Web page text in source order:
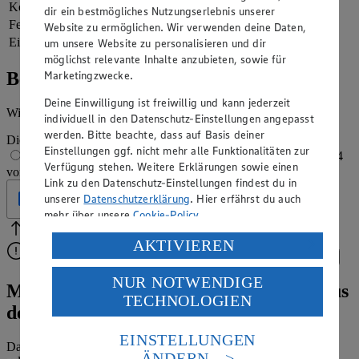
Kohlenhydrate 46 g
Fett
1 g
Eiweiß
3 g
Bewertung
Wie hat es dir geschmeckt?
Die Bewertung wird automatisch gespeichert
1 von 5 Sternen
2 von 5 Sternen 3 von 5 Sternen
4
von 5 Sternen
5 von 5 Sternen
Geprüft
Bitte Pfeile benutzen
Vielen Dank für deine Bewertung.
Bitte wähle eine Bewertung aus, um fortzufahren. Bewerten
Mangold-Smoothie-Rezept: Gesundes aus
dem Glas
Dass Gemüse und Obst möglichst oft auf dem Speiseplan stehen
dir ein bestmögliches Nutzungserlebnis unserer
Website zu ermöglichen. Wir verwenden deine Daten,
um unsere Website zu personalisieren und dir
möglichst relevante Inhalte anzubieten, sowie für
Marketingzwecke.
Deine Einwilligung ist freiwillig und kann jederzeit
individuell in den Datenschutz-Einstellungen angepasst
werden. Bitte beachte, dass auf Basis deiner
Einstellungen ggf. nicht mehr alle Funktionalitäten zur
Verfügung stehen. Weitere Erklärungen sowie einen
Link zu den Datenschutz-Einstellungen findest du in
unserer Datenschutzerklärung. Hier erfährst du auch
mehr über unsereCookie-Policy.
Verarbeitung deiner personenbezogenen Daten in den
USA durch Facebook und YouTube:
Wenn du auf „Aktivieren“ klickst, willigst du im Sinne
des Art. 49 Abs. 1 Satz 1 lit. a) DSGVO ein, dass deine
Daten in den USA verarbeitet werden. Der EuGH sieht
die USA als Land mit einem nach europäischen
Standards nicht angemessenen Datenschutzniveau an.
AKTIVIEREN
NUR NOTWENDIGE
TECHNOLOGIEN
EINSTELLUNGEN